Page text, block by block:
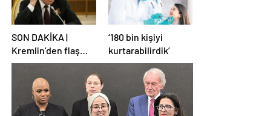
SON DAKİKA |
Kremlin’den flaş
Türkiye açıklaması!
‘180 bin kişiyi
kurtarabilirdik’